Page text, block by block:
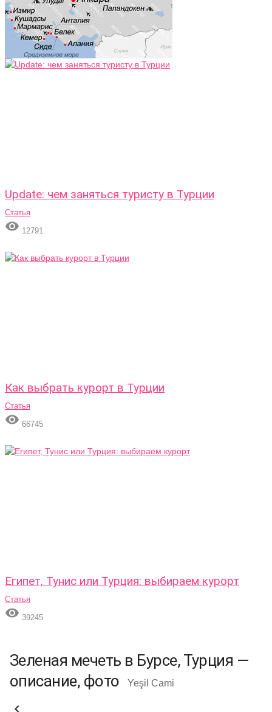
Update: чем заняться туристу в Турции
Статья
 12791
Как выбрать курорт в Турции
Статья
 66745
Египет, Тунис или Турция: выбираем курорт
Статья
 39245
Зеленая мечеть в Бурсе, Турция —
описание, фото
Yeşil Cami
